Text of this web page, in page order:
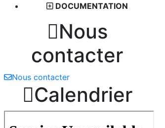
DOCUMENTATION
Nous
contacter
Nous contacter
Calendrier